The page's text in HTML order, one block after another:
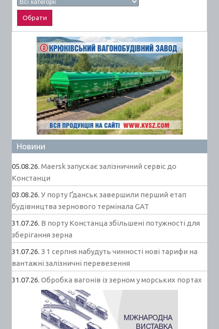
Новини
05.08.26. Maersk запускає залізничний сервіс до
Констанци
03.08.26. У порту Ґданськ завершили перший етап
будівництва зернового термінала GAT
31.07.26. В порту Констанца збільшені потужності для
зберігання зерна
31.07.26. З 1 серпня набудуть чинності нові тарифи на
вантажні залізничні перевезення
31.07.26. Обробка вагонів із зерном у морських портах